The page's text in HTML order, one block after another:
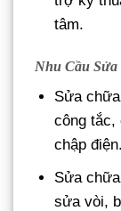
tâm.
Nhu Cầu
Sửa
công tắc,
chập điện.
Sửa
sửa vòi,